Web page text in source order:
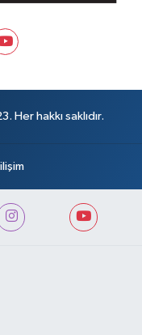
hakkı saklıdır.